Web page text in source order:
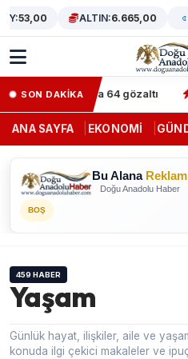
53,00 ALTIN:6.665,00
SON DAKİKA64 gözaltı
ANA SAYFA EKONOMI
Bu Alana Reklam
Doğu Anadolu Haber
BOŞ
459 HABER
Yaşam
Günlük hayat, ilişkiler, aile ve
konuda ilgi çekici makaleler ve